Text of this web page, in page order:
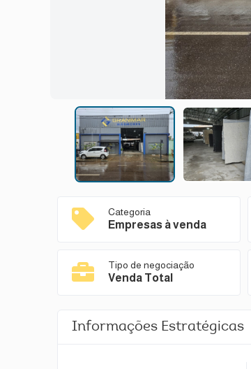
Categoria
Empresas à venda
Tipo de negociação
Venda Total
Informações Estratégicas